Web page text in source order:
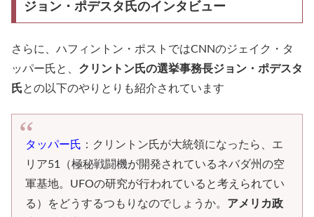
ジョン・ポデスタ氏のインタビュー
さらに、ハフィントン・ポストではCNNのジェイク・タ
ッパー氏と、 クリントン氏の選挙事務長ジョン・ポデスタ
氏との以下のやりとりも紹介されています
タッパー氏 ：クリントン氏が大統領になったら、エ
リア51（極秘戦闘機が開発されているネバダ州の空
軍基地。UFOの研究が行われていると考えられてい
る）をどうするつもりなのでしょうか。 アメリカ政